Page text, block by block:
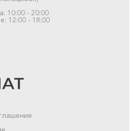
10:00 - 20:00
12:00 - 18:00